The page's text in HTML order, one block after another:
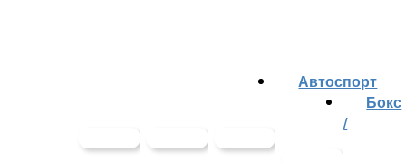
Автоспорт
Бокс
/